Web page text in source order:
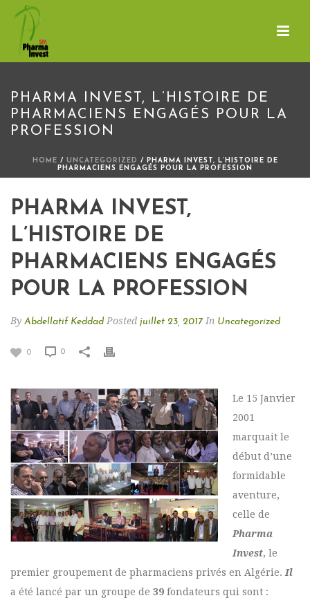
PHARMA INVEST, L’HISTOIRE DE
PHARMACIENS ENGAGÉS POUR LA
PROFESSION
HOME / UNCATEGORIZED / PHARMA INVEST, L’HISTOIRE DE
PHARMACIENS ENGAGÉS POUR LA PROFESSION
PHARMA INVEST,
L’HISTOIRE DE
PHARMACIENS ENGAGÉS
POUR LA PROFESSION
By Abdellatif Keddad Posted juillet 23, 2017 In Uncategorized
0 0
Le 15 Janvier
2001
marquait le
début d’une
formidable
aventure,
celle de
Pharma
Invest, le
premier groupement de pharmaciens privés en Algérie. Il
a été lancé par un groupe de 39 fondateurs qui sont :